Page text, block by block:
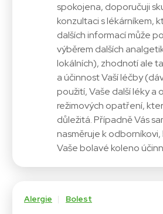
spokojena, doporučuji
konzultaci s lékárníkem,
dalších informací může
výběrem dalších
lokálních), zhodnotí ale
a účinnost Vaší léčby
použití, Vaše další léky a
režimových opatření,
důležitá. Případně Vás
nasměruje k
Vaše bolavé koleno
Alergie Bolest